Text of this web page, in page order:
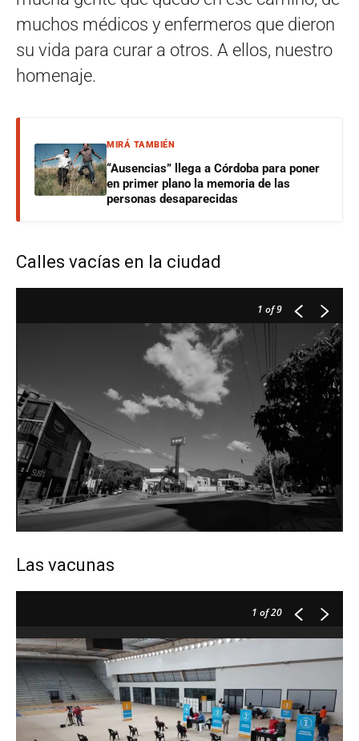
muchos médicos y enfermeros que dieron
su vida para curar a otros. A ellos, nuestro
homenaje.
MIRÁ TAMBIÉN
“Ausencias” llega a Córdoba para poner
en primer plano la memoria de las
personas desaparecidas
Calles vacías en la ciudad
1 of 9
Las vacunas
1 of 20